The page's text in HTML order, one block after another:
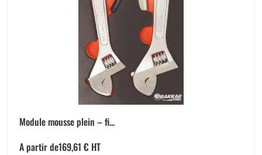
Module mousse plein – fi...
A partir de169,61 € HT